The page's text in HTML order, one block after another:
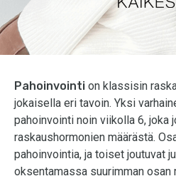
Pahoinvointi on klassisin
jokaisella eri tavoin. Yksi
pahoinvointi noin viikolla 6, joka
raskaushormonien määrästä.
pahoinvointia, ja toiset joutuvat
oksentamassa suurimman osan